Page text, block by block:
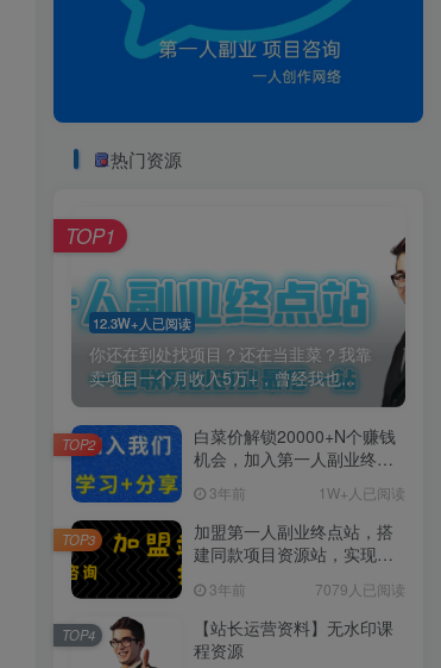
热门资源
12.3W+人已阅读
你还在到处找项目？还在当韭菜？我靠
卖项目一个月收入5万+，曾经我也...
TOP1
白菜价解锁20000+N个赚钱
机会，加入第一人副业终点
习。3年前 1W+人已阅读
TOP2
加盟第一人副业终点站，搭
建同款项目资源站，实现日
3年前 7079人已阅读
TOP3
【站长运营资料】无水印课
程资源
TOP4